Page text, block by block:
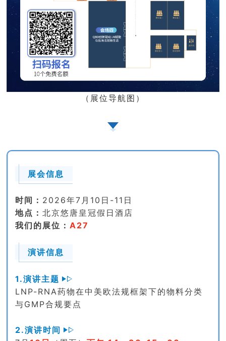
（展位导航图）
展会信息
时间： 2026年7月10日-11日
地点：北京悠唐皇冠假日酒店
我们的展位：A27
演讲信息
1.演讲主题
LNP-RNA药物在中美欧法规框架下的物料分类
与GMP合规要点
2.演讲时间